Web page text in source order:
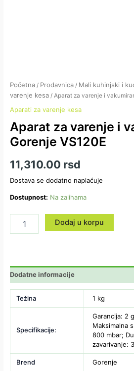
Početna / Prodavnica / Mali kuhinjski i
varenje kesa / Aparat za varenje i
Aparati za varenje kesa
Aparat za varenje i
Gorenje VS120E
11,310.00 rsd
Dostava se dodatno naplaćuje
Dostupnost: Na zalihama
Dodaj u korpu
Dodatne informacije
Težina 1 kg
Specifikacije:
Garancija: 2
Maksimalna
800 mbar;
zavarivanje:
Brend Gorenje